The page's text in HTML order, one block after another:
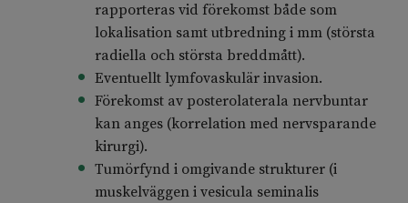
rapporteras vid förekomst både som
lokalisation samt utbredning i mm (största
radiella och största breddmått).
Eventuellt lymfovaskulär invasion.
Förekomst av posterolaterala nervbuntar
kan anges (korrelation med nervsparande
kirurgi).
Tumörfynd i omgivande strukturer (i
muskelväggen i vesicula seminalis